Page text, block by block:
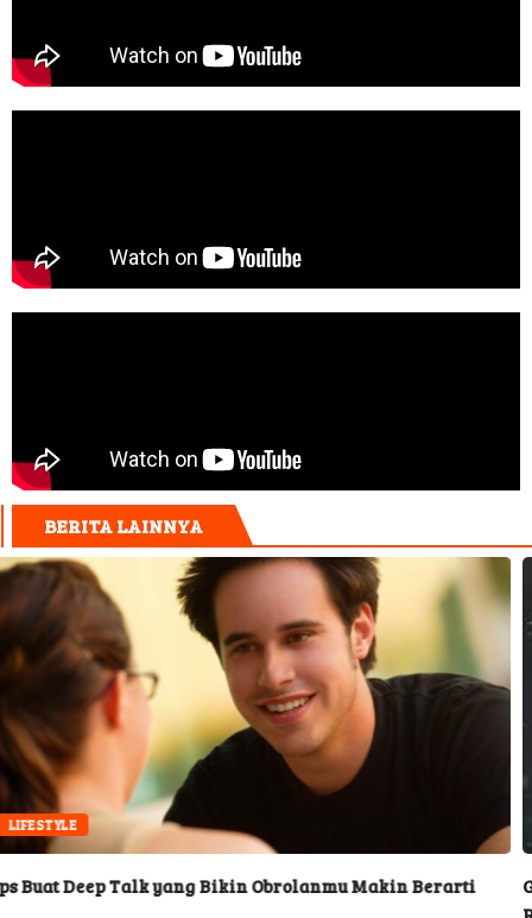
BERITA LAINNYA
yang Bikin Obrolanmu Makin Berarti
Guardiola Siap